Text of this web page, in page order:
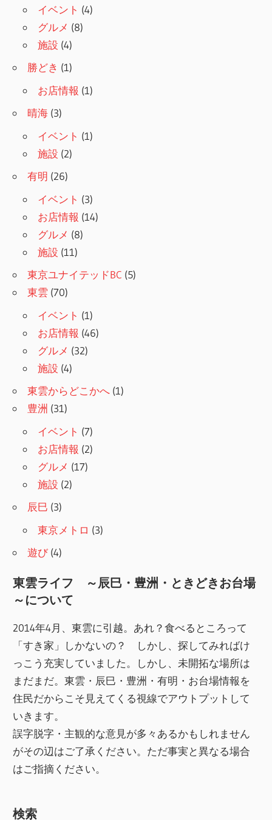
ョ
ン
イベント (4)
グルメ (8)
施設 (4)
勝どき (1)
お店情報 (1)
晴海 (3)
イベント (1)
施設 (2)
有明 (26)
イベント (3)
お店情報 (14)
グルメ (8)
施設 (11)
東京ユナイテッドBC (5)
東雲 (70)
イベント (1)
お店情報 (46)
グルメ (32)
施設 (4)
東雲からどこかへ (1)
豊洲 (31)
イベント (7)
お店情報 (2)
グルメ (17)
施設 (2)
辰巳 (3)
東京メトロ (3)
遊び (4)
東雲ライフ ～辰巳・豊洲・ときどきお台場
～について
2014年4月、東雲に引越。あれ？食べるところって
「すき家」しかないの？ しかし、探してみればけ
っこう充実していました。しかし、未開拓な場所は
まだまだ。東雲・辰巳・豊洲・有明・お台場情報を
住民だからこそ見えてくる視線でアウトプットして
いきます。
誤字脱字・主観的な意見が多々あるかもしれません
がその辺はご了承ください。ただ事実と異なる場合
はご指摘ください。
検索